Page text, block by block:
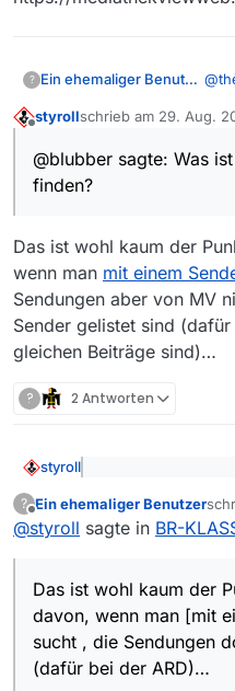
? Ein ehemaliger Benutzer @
styrollschrieb am 29. Aug.
zuletzt editiert von
@blubber sagte: Was
finden?
Das ist wohl kaum der
wenn man mit einem
Sendungen aber von MV
Sender gelistet sind
gleichen Beiträge sind)…
? 2 Antworten
styroll
finden?
Das ist wohl kaum
wenn man
mit einem
Sender gelistet sind
gleichen Beiträge
?
Offline
Ein ehemaliger Benutzer
@styroll sagte in BR-
Das ist wohl kaum der
davon, wenn man [mit
sucht , die Sendungen
(dafür bei der ARD)…